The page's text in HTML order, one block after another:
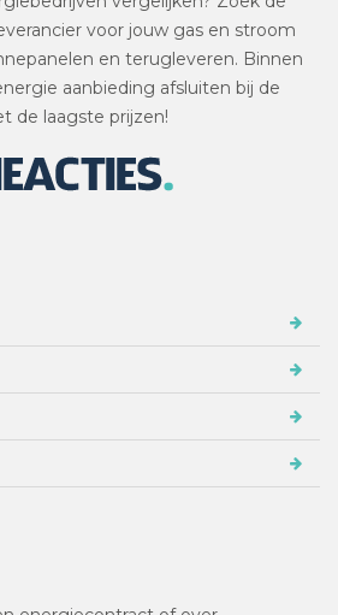
voor jouw gas en stroom
en terugleveren. Binnen
aanbieding afsluiten bij de
de laagste prijzen!